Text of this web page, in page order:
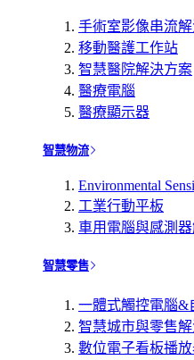
手術室影像串流
移動醫護工作站
智慧醫院解決方案
醫療電腦
醫療顯示器
智慧物流
Environmental
工業行動平板
車用電腦與感測
智慧零售
一體式觸控電腦&
智慧城市與零售
數位電子看板播